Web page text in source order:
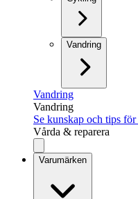
Vandring
Vandring
Vandring
Se kunskap och tips
Vårda & reparera
Varumärken